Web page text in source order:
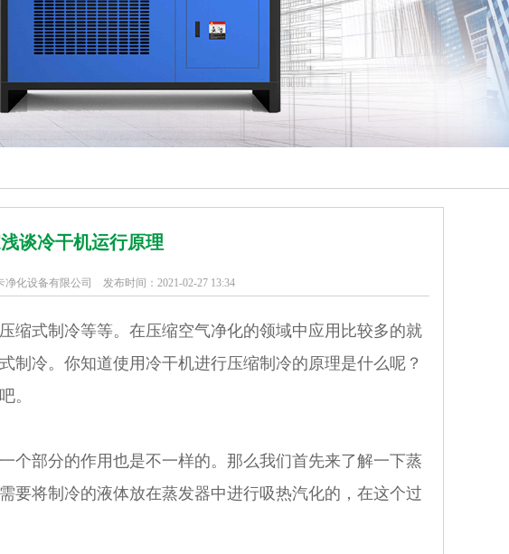
谈冷干机运行原理
化设备有限公司 发布时间：2021-02-27 13:34
式制冷等等。在压缩空气净化的领域中应用比较多的就
制冷。你知道使用冷干机进行压缩制冷的原理是什么呢？
。
部分的作用也是不一样的。那么我们首先来了解一下蒸
要将制冷的液体放在蒸发器中进行吸热汽化的，在这个过